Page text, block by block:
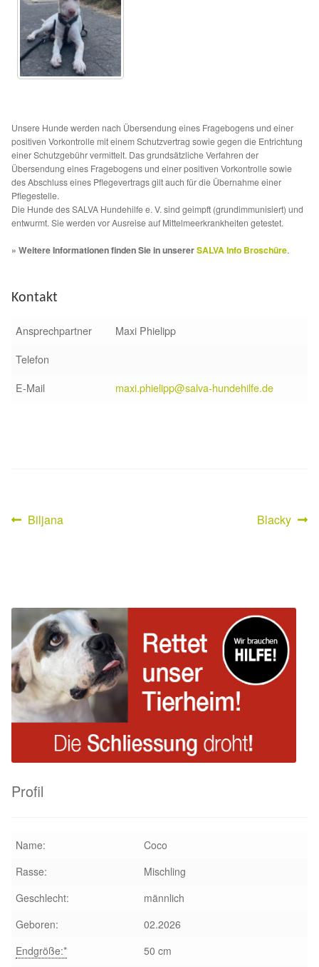
Glückliche Fellnasen
Happy End Stories
Regenbogenbrücke
SALVA News
Reiseberichte
Updates „Hilfe La Linea“
Unsere Hunde werden nach Übersendung eines Fragebogens und einer
positiven Vorkontrolle mit einem Schutzvertrag sowie gegen die Entrichtung
einer Schutzgebühr vermittelt. Das grundsätzliche Verfahren der
Übersendung eines Fragebogens und einer positiven Vorkontrolle sowie
des Abschluss eines Pflegevertrags gilt auch für die Übernahme einer
Pflegestelle.
Die Hunde des SALVA Hundehilfe e. V. sind geimpft (grundimmunisiert) und
entwurmt. Sie werden vor Ausreise auf Mittelmeerkrankheiten getestet.
» Weitere Informationen finden Sie in unsererSALVA Info Broschüre.
Kontakt
Ansprechpartner
Maxi Phielipp
Telefon
E-Mail
maxi.phielipp@salva-hundehilfe.de
Beitragsnavigation
Vorheriger
Biljana
Nächster
Blacky
Profil
Name:
Coco
Rasse:
Mischling
Geschlecht:
männlich
Geboren:
02.2026
Endgröße:*
50 cm